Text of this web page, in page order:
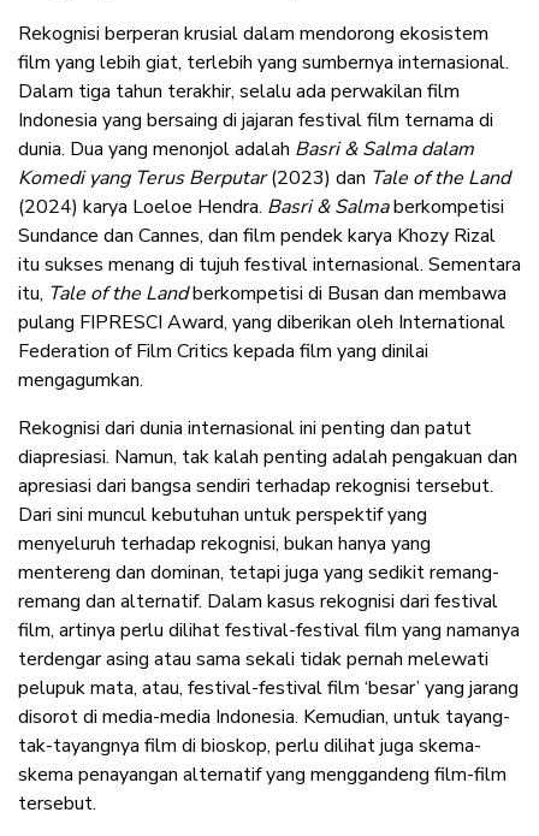
Rekognisi berperan krusial dalam mendorong ekosistem
film yang lebih giat, terlebih yang sumbernya internasional.
Dalam tiga tahun terakhir, selalu ada perwakilan film
Indonesia yang bersaing di jajaran festival film ternama di
dunia. Dua yang menonjol adalah Basri & Salma dalam
Komedi yang Terus Berputar(2023) dan Tale of the Land
(2024) karya Loeloe Hendra. Basri & Salmaberkompetisi
Sundance dan Cannes, dan film pendek karya Khozy Rizal
itu sukses menang di tujuh festival internasional. Sementara
itu, Tale of the Landberkompetisi di Busan dan membawa
pulang FIPRESCI Award, yang diberikan oleh International
Federation of Film Critics kepada film yang dinilai
mengagumkan.
Rekognisi dari dunia internasional ini penting dan patut
diapresiasi. Namun, tak kalah penting adalah pengakuan dan
apresiasi dari bangsa sendiri terhadap rekognisi tersebut.
Dari sini muncul kebutuhan untuk perspektif yang
menyeluruh terhadap rekognisi, bukan hanya yang
mentereng dan dominan, tetapi juga yang sedikit remang-
remang dan alternatif. Dalam kasus rekognisi dari festival
film, artinya perlu dilihat festival-festival film yang namanya
terdengar asing atau sama sekali tidak pernah melewati
pelupuk mata, atau, festival-festival film ‘besar’ yang jarang
disorot di media-media Indonesia. Kemudian, untuk tayang-
tak-tayangnya film di bioskop, perlu dilihat juga skema-
skema penayangan alternatif yang menggandeng film-film
tersebut.